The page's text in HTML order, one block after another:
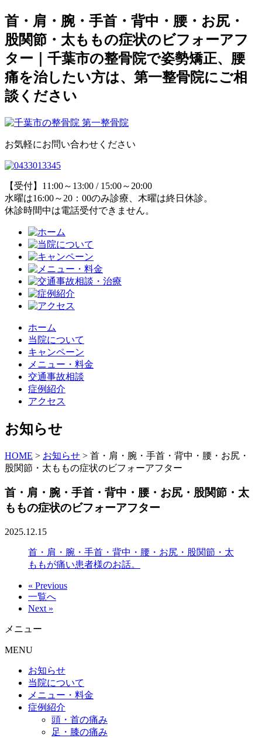
首・肩・腕・手首・背中・腰・お尻・
股関節・太ももの症状のビフォーアフ
ター｜千葉市の整骨院で姿勢矯正、腰
痛を治したい方は、第一整骨院にご相
談ください
お気軽にお問い合わせください
【受付】11:00～13:00 / 15:00～20:00
水曜は16:00～20：00のみ診療、木曜は終日休診。
休診時間中は電話受付できません。
ホーム
当院について
キャンペーン
メニュー・料金
交通事故相談
症例紹介
アクセス
お知らせ
HOME > お知らせ > 首・肩・腕・手首・背中・腰・お尻・
股関節・太ももの症状のビフォーアフター
首・肩・腕・手首・背中・腰・お尻・股関節・太
ももの症状のビフォーアフター
2025.12.15
首・肩・腕・手首・背中・腰・お尻・股関節・太
ももが痛い患者様のお話。
« Previous
一覧へ
Next »
メニュー
MENU
お知らせ
当院について
メニュー・料金
症例紹介
頭・首の痛み
足・膝の痛み